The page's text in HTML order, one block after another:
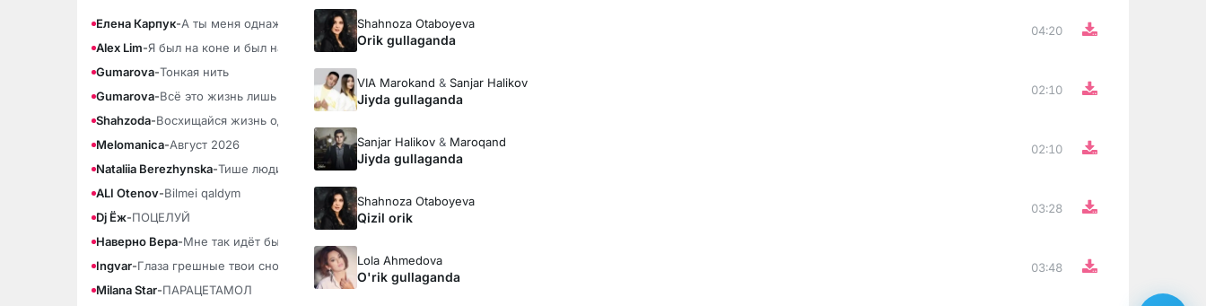
Елена Карпук-А ты меня однажды позовёшь
Alex Lim-Я был на коне и был на плахе
Gumarova-Тонкая нить
Gumarova-Всё это жизнь лишь тонкая нить
Shahzoda-Восхищайся жизнь одна
Melomanica-Август 2026
Nataliia Berezhynska-Тише люди ради бога тише (Полная версия)
ALI Otenov-Bilmei qaldym
Dj Ёж-ПОЦЕЛУЙ
Наверно Вера-Мне так идёт быть свободной
Ingvar-Глаза грешные твои снова сердце
Milana Star-ПАРАЦЕТАМОЛ
Shahnoza Otaboyeva
Orik gullaganda
04:20
VIA Marokand & Sanjar Halikov
Jiyda gullaganda
02:10
Sanjar Halikov & Maroqand
Jiyda gullaganda
02:10
Shahnoza Otaboyeva
Qizil orik
03:28
Lola Ahmedova
O'rik gullaganda
03:48